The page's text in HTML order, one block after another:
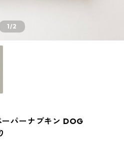
1/2
ーパーナプキン DOG